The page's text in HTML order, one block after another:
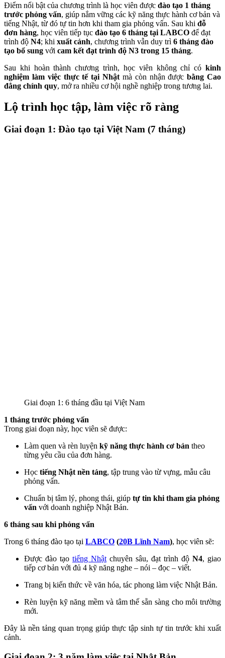
Điểm nổi bật của chương trình là học viên được đào tạo 1 tháng
trước phỏng vấn, giúp nắm vững các kỹ năng thực hành cơ bản và
tiếng Nhật, từ đó tự tin hơn khi tham gia phỏng vấn. Sau khi đỗ
đơn hàng, học viên tiếp tục đào tạo 6 tháng tại LABCO để đạt
trình độ N4; khi xuất cảnh, chương trình vẫn duy trì 6 tháng đào
tạo bổ sung với cam kết đạt trình độ N3 trong 15 tháng.
Sau khi hoàn thành chương trình, học viên không chỉ có kinh
nghiệm làm việc thực tế tại Nhật mà còn nhận đượcbằng Cao
đẳng chính quy, mở ra nhiều cơ hội nghề nghiệp trong tương lai.
Lộ trình học tập, làm việc rõ ràng
Giai đoạn 1: Đào tạo tại Việt Nam (7 tháng)
Giai đoạn 1: 6 tháng đầu tại Việt Nam
1 tháng trước phỏng vấn
Trong giai đoạn này, học viên sẽ được:
Làm quen và rèn luyện kỹ năng thực hành cơ bản theo
từng yêu cầu của đơn hàng.
Học tiếng Nhật nền tảng, tập trung vào từ vựng, mẫu câu
phỏng vấn.
Chuẩn bị tâm lý, phong thái, giúp tự tin khi tham gia phỏng
vấn với doanh nghiệp Nhật Bản.
6 tháng sau khi phỏng vấn
Trong 6 tháng đào tạo tại LABCO (20B Lĩnh Nam), học viên sẽ:
Được đào tạo tiếng Nhật chuyên sâu, đạt trình độ N4, giao
tiếp cơ bản với đủ 4 kỹ năng nghe – nói – đọc – viết.
Trang bị kiến thức về văn hóa, tác phong làm việc Nhật Bản.
Rèn luyện kỹ năng mềm và tâm thế sẵn sàng cho môi trường
mới.
Đây là nền tảng quan trọng giúp thực tập sinh tự tin trước khi xuất
cảnh.